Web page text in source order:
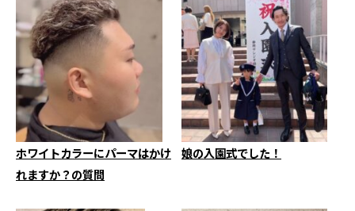
ホワイトカラーにパーマはかけ
れますか？の質問
娘の入園式でした！